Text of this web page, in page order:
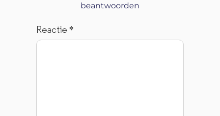
beantwoorden
Reactie*